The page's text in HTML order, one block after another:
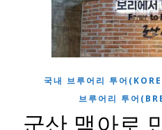
국내 브루어리 투어
브루어리 투어
군산 맥아로